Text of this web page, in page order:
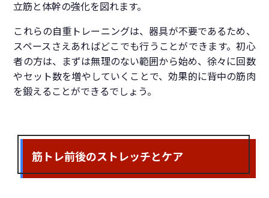
立筋と体幹の強化を図れます。
これらの自重トレーニングは、器具が不要であるため、
スペースさえあればどこでも行うことができます。初心
者の方は、まずは無理のない範囲から始め、徐々に回数
やセット数を増やしていくことで、効果的に背中の筋肉
を鍛えることができるでしょう。
筋トレ前後のストレッチとケア